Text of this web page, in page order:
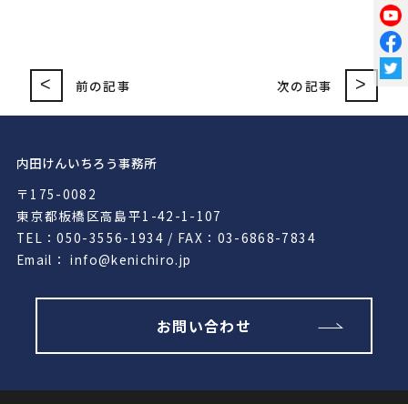
< 前の記事 >
次の記事
内田けんいちろう事務所
〒175-0082
東京都板橋区高島平1-42-1-107
TEL：050-3556-1934 / FAX：03-6868-7834
Email： info@kenichiro.jp
お問い合わせ